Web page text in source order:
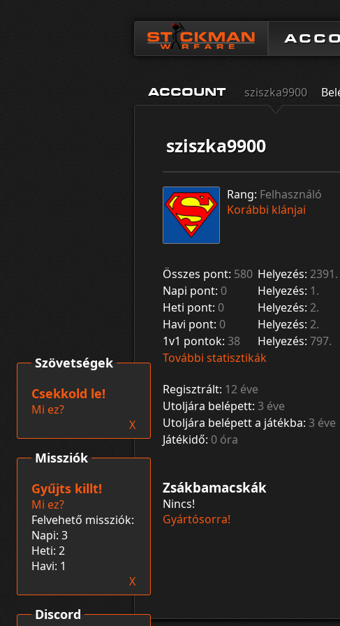
ACCOUNT sziszka9900
sziszka9900
Rang: Felhasználó
Korábbi klánjai
Összes pont: 580 Helyezés: 2391.
Napi pont: 0 Helyezés: 1.
Heti pont: 0 Helyezés: 2.
Havi pont: 0 Helyezés: 2.
1v1 pontok: 38 Helyezés: 797.
További statisztikák
Regisztrált: 12 éve
Utoljára belépett: 3 éve
Utoljára belépett a játékba: 3 éve
Játékidő: 0 óra
Zsákbamacskák
Nincs!
Gyártósorra!
Discord
Missziók
Gyűjts killt!
Mi ez?
Felvehető missziók:
Napi: 3
Heti: 2
Havi: 1
X
Szövetségek
Csekkold le!
Mi ez?
X